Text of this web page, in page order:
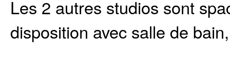
Les 2 autres studios sont
disposition avec salle de bain,